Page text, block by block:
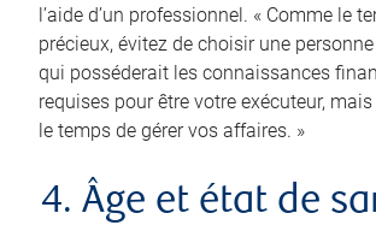
l’aide d’un professionnel. « Comme le
précieux, évitez de choisir une
qui posséderait les connaissances
requises pour être votre exécuteur,
le temps de gérer vos affaires. »
4. Âge et état de